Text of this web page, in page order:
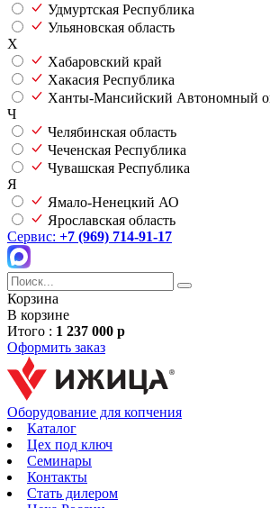
Удмуртская Республика
Ульяновская область
Х
Хабаровский край
Хакасия Республика
Ханты-Мансийский Автономный
Ч
Челябинская область
Чеченская Республика
Чувашская Республика
Я
Ямало-Ненецкий АО
Ярославская область
Сервис: +7 (969) 714-91-17
Корзина
В корзине
Итого : 1 237 000 р
Оформить заказ
Оборудование для копчения
Каталог
Цех под ключ
Семинары
Контакты
Стать дилером